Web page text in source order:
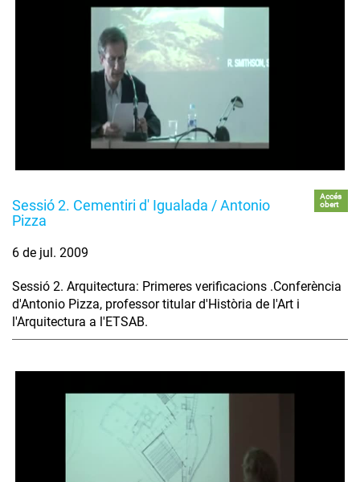
Sessió 2. Cementiri d' Igualada / Antonio
Pizza
Accés
obert
6 de jul. 2009
Sessió 2. Arquitectura: Primeres verificacions .Conferència
d'Antonio Pizza, professor titular d'Història de l'Art i
l'Arquitectura a l'ETSAB.